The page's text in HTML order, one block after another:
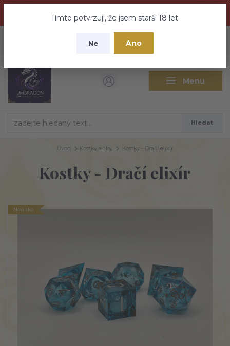
nebuďte vyděšeni zde najdete vše a ještě mnohem víc
Tímto potvrzuji, že jsem starší 18 let.
Ne Ano
Menu
CZK
Hledat
Úvod Kostky a Hry Kostky - Dračí elixír
Kostky - Dračí elixír
Novinka